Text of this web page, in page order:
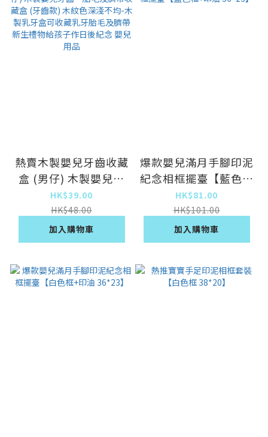
熱賣木製嬰兒牙齒收藏
盒 (男仔) 木製嬰兒牙
齒、胎毛及臍帶收藏盒
(牙齒款) 木紋色深淺
不均-木製乳牙盒可收
藏乳牙胎毛及臍帶新生
嬰兒用品
HK$39.00
HK$48.00
加入購物車
爆款嬰兒滿月手腳印泥
紀念相框擺臺【藍色框
+印油 36*23】
HK$81.00
HK$101.00
加入購物車